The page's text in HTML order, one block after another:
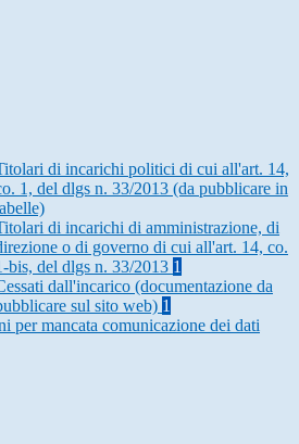
di incarichi politici di cui all'art. 14,
1, del dlgs n. 33/2013 (da pubblicare in
di incarichi di amministrazione, di
o di governo di cui all'art. 14, co.
bis, del dlgs n. 33/2013 1
dall'incarico (documentazione da
sul sito web) 1
per mancata comunicazione dei dati